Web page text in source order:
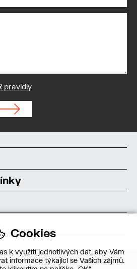
pravidly
Cookies
k využití jednotlivých dat, aby Vám
informace týkající se Vašich zájmů.